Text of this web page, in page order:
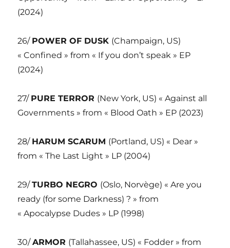
(2024)
26/ POWER OF DUSK (Champaign, US)
« Confined » from « If you don’t speak » EP
(2024)
27/ PURE TERROR (New York, US) « Against all
Governments » from « Blood Oath » EP (2023)
28/ HARUM SCARUM (Portland, US) « Dear »
from « The Last Light » LP (2004)
29/TURBO NEGRO (Oslo, Norvège) « Are you
ready (for some Darkness) ? » from
« Apocalypse Dudes » LP (1998)
30/ARMOR (Tallahassee, US) « Fodder » from